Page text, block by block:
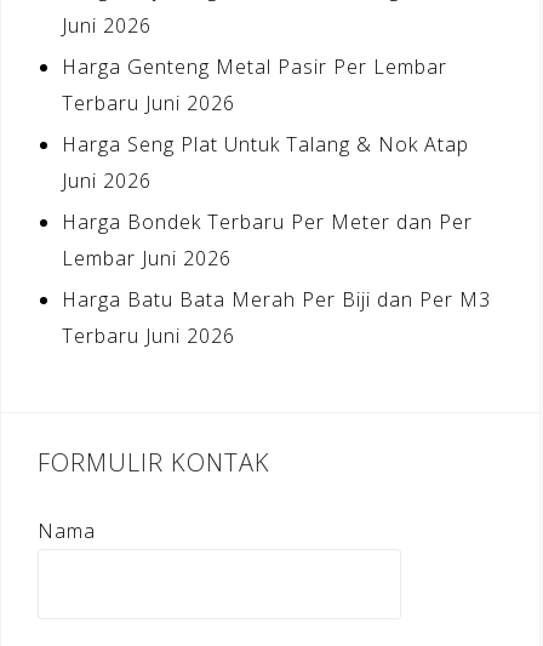
Juni 2026
Harga Genteng Metal Pasir Per Lembar
Terbaru Juni 2026
Harga Seng Plat Untuk Talang & Nok Atap
Juni 2026
Harga Bondek Terbaru Per Meter dan Per
Lembar Juni 2026
Harga Batu Bata Merah Per Biji dan Per M3
Terbaru Juni 2026
FORMULIR KONTAK
Nama